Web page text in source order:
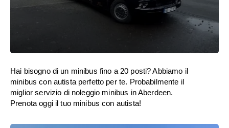
Hai bisogno di un minibus fino a 20 posti? Abbiamo il
minibus con autista perfetto per te. Probabilmente il
miglior servizio di noleggio minibus in Aberdeen.
Prenota oggi il tuo minibus con autista!